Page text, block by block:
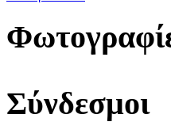
Σύνδεσμοι